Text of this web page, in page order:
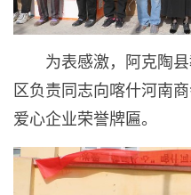
为表感激，阿克陶
区负责同志向喀什河南
爱心企业荣誉牌匾。